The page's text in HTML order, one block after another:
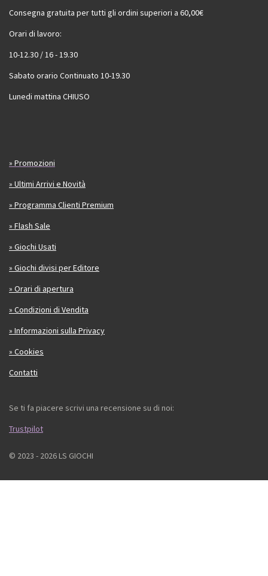
Consegna gratuita per tutti gli ordini superiori a 60,00€
Orari di lavoro:
10-12.30 / 16 - 19.30
Sabato orario Continuato 10-19.30
Lunedi mattina CHIUSO
» Promozioni
» Ultimi Arrivi e Novità
» Programma Clienti Premium
» Flash Sale
» Giochi Usati
» Giochi divisi per Editore
» Orari di apertura
» Condizioni di Vendita
» Informazioni sulla Privacy
» Cookies
Contatti
Se ti fa piacere scrivi una recensione su di noi:
Trustpilot
© 2023 - 2026 LS GIOCHI